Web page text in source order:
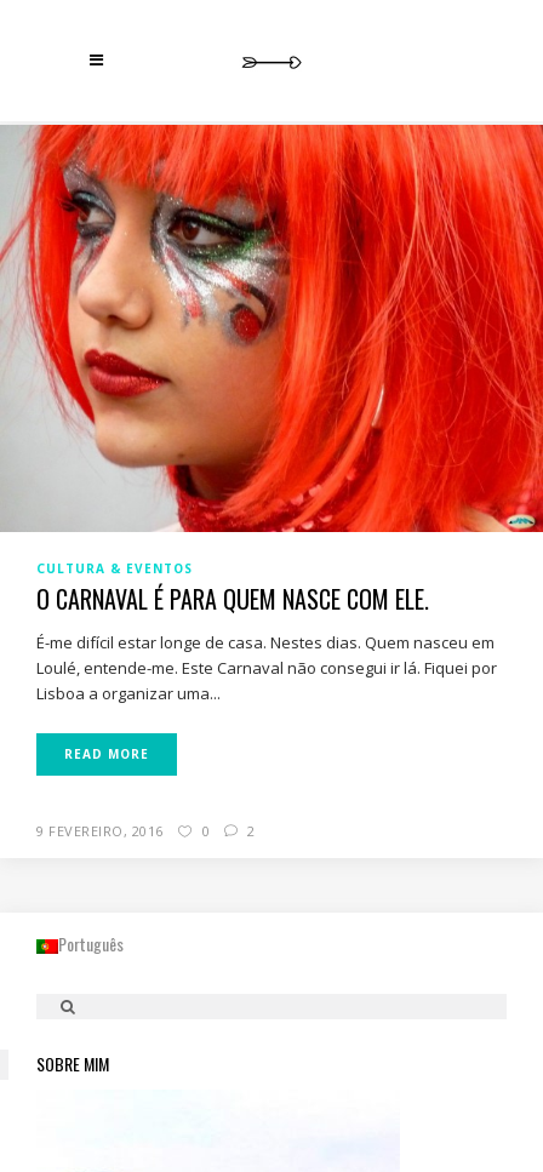
CULTURA & EVENTOS
O CARNAVAL É PARA QUEM NASCE COM ELE.
É-me difícil estar longe de casa. Nestes dias. Quem nasceu em
Loulé, entende-me. Este Carnaval não consegui ir lá. Fiquei por
Lisboa a organizar uma...
READ MORE
9 FEVEREIRO, 2016 0 2
Português
SOBRE MIM